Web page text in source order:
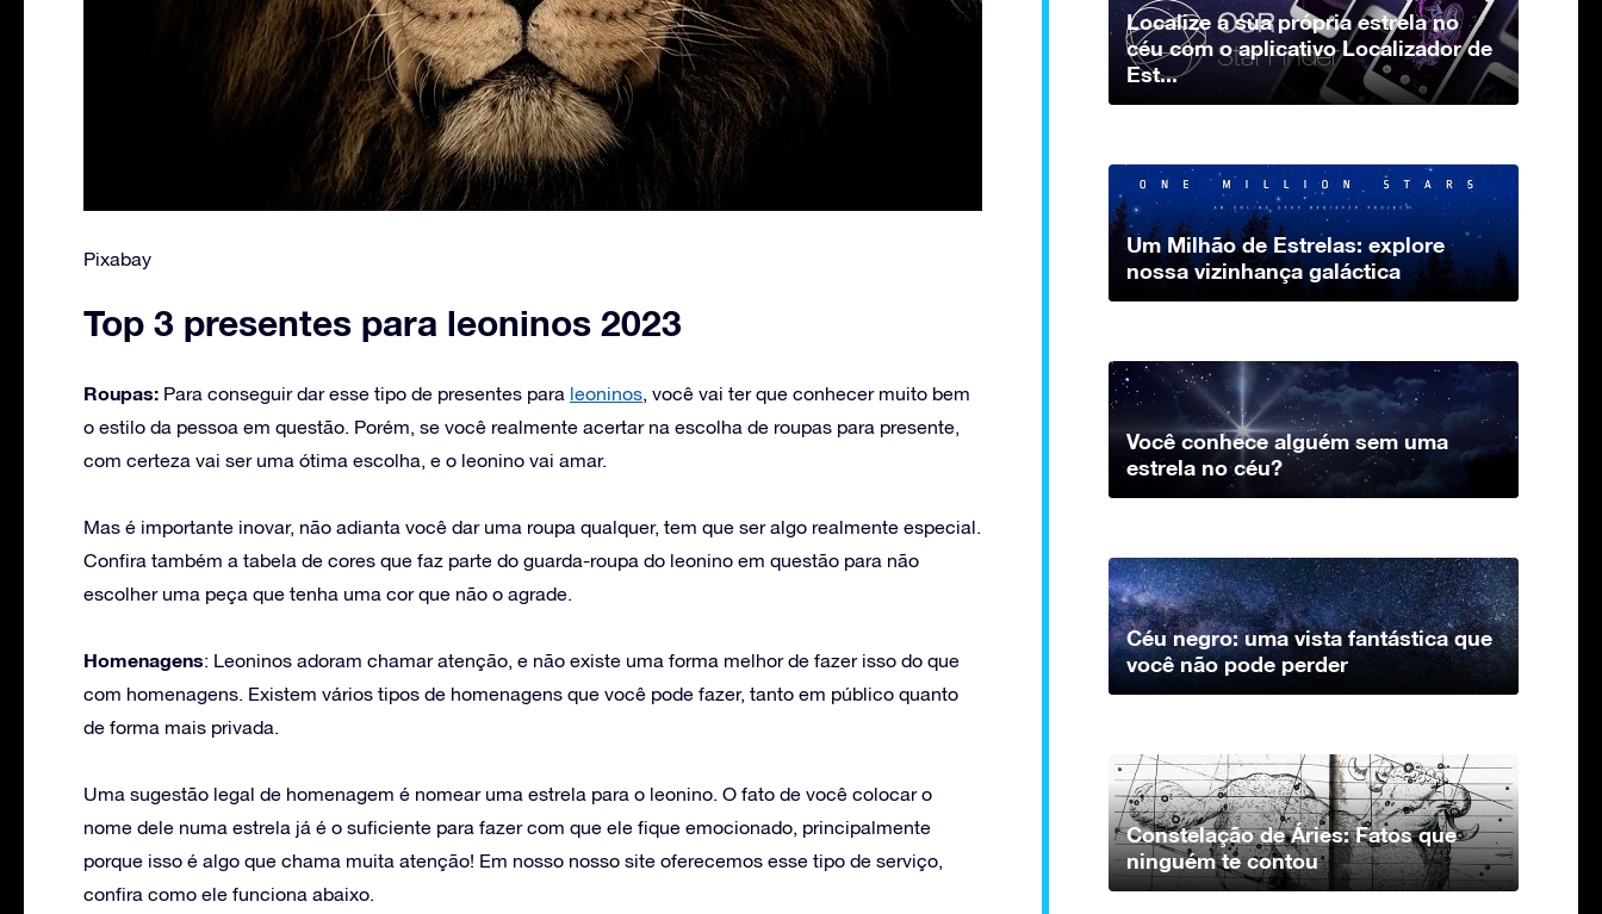
Pixabay
Top 3 presentes para leoninos 2023
Roupas: Para conseguir dar esse tipo de presentes para leoninos, você vai ter que conhecer muito bem
o estilo da pessoa em questão. Porém, se você realmente acertar na escolha de roupas para presente,
com certeza vai ser uma ótima escolha, e o leonino vai amar.
Mas é importante inovar, não adianta você dar uma roupa qualquer, tem que ser algo realmente especial.
Confira também a tabela de cores que faz parte do guarda-roupa do leonino em questão para não
escolher uma peça que tenha uma cor que não o agrade.
Homenagens: Leoninos adoram chamar atenção, e não existe uma forma melhor de fazer isso do que
com homenagens. Existem vários tipos de homenagens que você pode fazer, tanto em público quanto
de forma mais privada.
Uma sugestão legal de homenagem é nomear uma estrela para o leonino. O fato de você colocar o
nome dele numa estrela já é o suficiente para fazer com que ele fique emocionado, principalmente
porque isso é algo que chama muita atenção! Em nosso nosso site oferecemos esse tipo de serviço,
confira como ele funciona abaixo.
Localize a sua própria estrela no
céu com o aplicativo Localizador de
Est...
Um Milhão de Estrelas: explore
nossa vizinhança galáctica
Você conhece alguém sem uma
estrela no céu?
Céu negro: uma vista fantástica que
você não pode perder
Constelação de Áries: Fatos que
ninguém te contou